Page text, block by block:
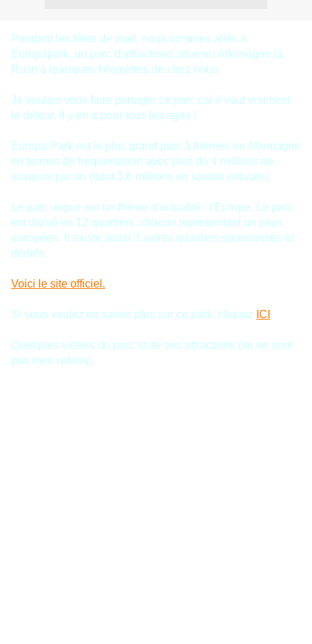
Pendant les fêtes de noël, nous sommes allés à
Europapark, un parc d'attractions situé en Allemagne (à
Rust) à quelques kilomètres de chez nous.
Je voulais vous faire partager ce parc car il vaut vraiment
le détour. Il y en a pour tous les ages !
Europa Park est le plus grand parc à thèmes en Allemagne
en termes de fréquentation avec plus de 4 millions de
visiteurs par an (dont 3.6 millions en saison estivale).
Le parc vogue sur un thème d'actualité : l'Europe. Le parc
est divisé en 12 quartiers, chacun représentant un pays
européen. Il existe aussi 3 autres quartiers sponsorisés et
dédiés.
Voici le site officiel.
Si vous voulez en savoir plus sur ce park, cliquez ICI .
Quelques vidéos du parc et de ses attractions (se ne sont
pas mes vidéos).